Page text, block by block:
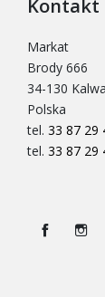
Kontakt
Markat
Brody 666
34-130
Polska
tel. 33 87 29
tel. 33 87 29